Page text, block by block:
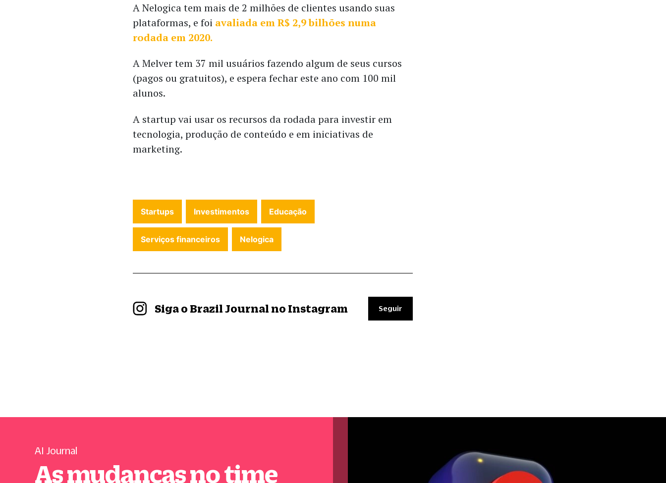
A Nelogica tem mais de 2 milhões de clientes usando suas
plataformas, e foi avaliada em R$ 2,9 bilhões numa
rodada em 2020.
A Melver tem 37 mil usuários fazendo algum de seus cursos
(pagos ou gratuitos), e espera fechar este ano com 100 mil
alunos.
A startup vai usar os recursos da rodada para investir em
tecnologia, produção de conteúdo e em iniciativas de
marketing.
Startups Investimentos Educação
Serviços financeiros Nelogica
Siga o Brazil Journal no Instagram Seguir
AI Journal
As mudanças no time